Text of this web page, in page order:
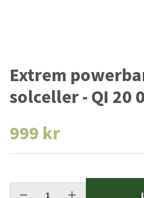
Extrem
solceller - QI 20
999 kr